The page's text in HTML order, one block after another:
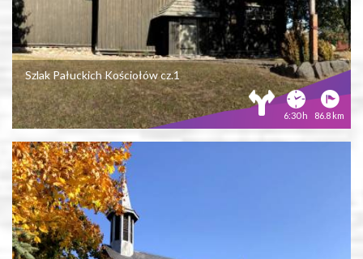
Szlak Pałuckich Kościołów cz.1
6:30 h 86.8 km